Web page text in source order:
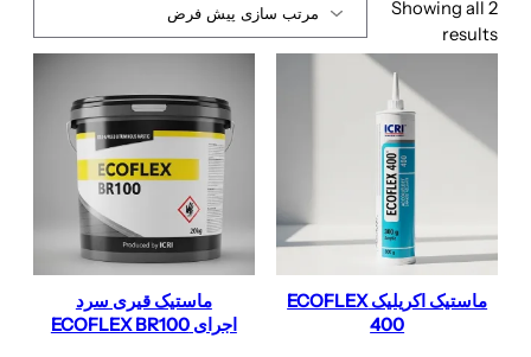
Showing all 2
results
ماستیک اکریلیک ECOFLEX
400
ماستیک قیری سرد
اجرای ECOFLEX BR100